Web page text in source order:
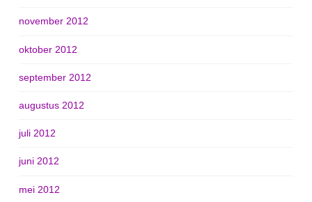
november 2012
oktober 2012
september 2012
augustus 2012
juli 2012
juni 2012
mei 2012